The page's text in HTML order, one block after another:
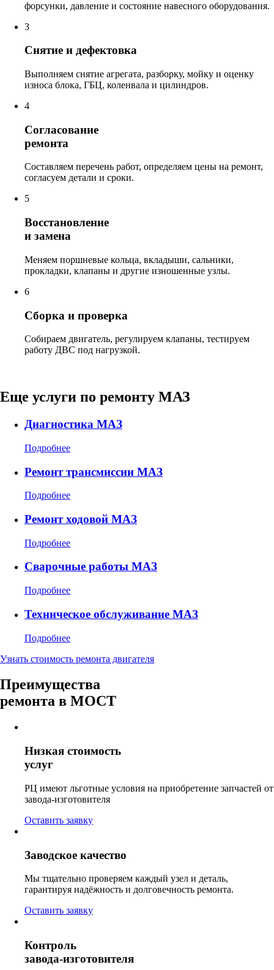
форсунки, давление и состояние навесного оборудования.
3
Снятие и дефектовка
Выполняем снятие агрегата, разборку, мойку и оценку
износа блока, ГБЦ, коленвала и цилиндров.
4
Согласование
ремонта
Составляем перечень работ, определяем цены на ремонт,
согласуем детали и сроки.
5
Восстановление
и замена
Меняем поршневые кольца, вкладыши, сальники,
прокладки, клапаны и другие изношенные узлы.
6
Сборка и проверка
Собираем двигатель, регулируем клапаны, тестируем
работу ДВС под нагрузкой.
Еще услуги по ремонту МАЗ
Диагностика МАЗ
Подробнее
Ремонт трансмиссии МАЗ
Подробнее
Ремонт ходовой МАЗ
Подробнее
Сварочные работы МАЗ
Подробнее
Техническое обслуживание МАЗ
Подробнее
Узнать стоимость ремонта двигателя
Преимущества
ремонта в МОСТ
Низкая стоимость
услуг
РЦ имеют льготные условия на приобретение запчастей от
завода-изготовителя
Оставить заявку
Заводское качество
Мы тщательно проверяем каждый узел и деталь,
гарантируя надёжность и долговечность ремонта.
Оставить заявку
Контроль
завода-изготовителя